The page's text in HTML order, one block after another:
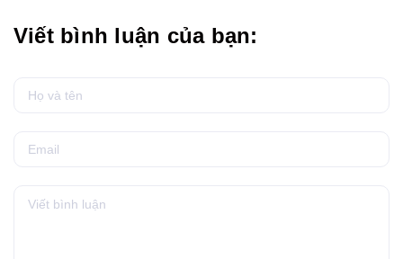
Viết bình luận của bạn: